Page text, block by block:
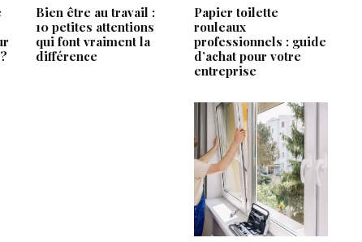
Bien être au travail :
10 petites attentions
qui font vraiment la
différence
Papier toilette
rouleaux
professionnels : guide
d’achat pour votre
entreprise
pas l’inverse
Fabricant fenêtre PVC : le
technique qu’attendent les
comprendre les risques et
ses fondations